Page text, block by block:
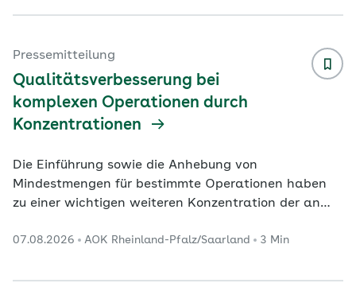
Pressemitteilung
Qualitätsverbesserung bei
komplexen Operationen durch
Konzentrationen
Die Einführung sowie die Anhebung von
Mindestmengen für bestimmte Operationen haben
zu einer wichtigen weiteren Konzentration der an
und zu einer signifikanten Erhöhung der
Häusern geführt. Das zeigt das Online-Portal
07.08.2026 AOK Rheinland-Pfalz/Saarland 3 Min